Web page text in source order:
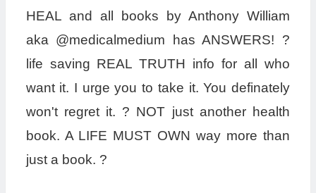
HEAL and all books by Anthony William
aka @medicalmedium has ANSWERS! ?
life saving REAL TRUTH info for all who
want it. I urge you to take it. You definately
won't regret it. ? NOT just another health
book. A LIFE MUST OWN way more than
just a book. ?